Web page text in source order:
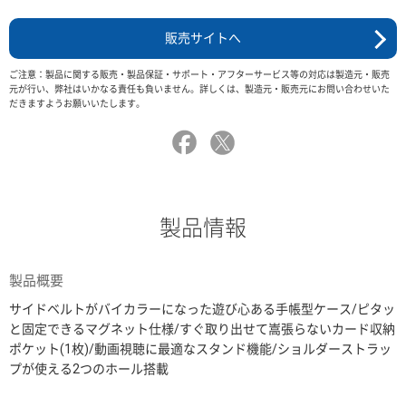
販売サイトへ
ご注意：製品に関する販売・製品保証・サポート・アフターサービス等の対応は製造元・販売
元が行い、弊社はいかなる責任も負いません。詳しくは、製造元・販売元にお問い合わせいた
だきますようお願いいたします。
製品情報
製品概要
サイドベルトがバイカラーになった遊び心ある手帳型ケース/ピタッ
と固定できるマグネット仕様/すぐ取り出せて嵩張らないカード収納
ポケット(1枚)/動画視聴に最適なスタンド機能/ショルダーストラッ
プが使える2つのホール搭載